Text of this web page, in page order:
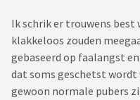
Ik schrik er trouwens best
klakkeloos zouden
gebaseerd op faalangst
dat soms geschetst wordt
gewoon normale pubers